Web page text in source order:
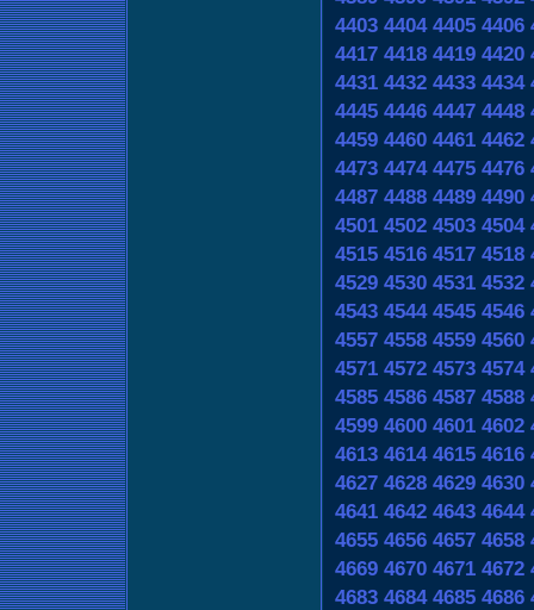
4403 4404 4405 4406
4417 4418 4419 4420
4431 4432 4433 4434
4445 4446 4447 4448
4459 4460 4461 4462
4473 4474 4475 4476
4487 4488 4489 4490
4501 4502 4503 4504
4515 4516 4517 4518
4529 4530 4531 4532
4543 4544 4545 4546
4557 4558 4559 4560
4571 4572 4573 4574
4585 4586 4587 4588
4599 4600 4601 4602
4613 4614 4615 4616
4627 4628 4629 4630
4641 4642 4643 4644
4655 4656 4657 4658
4669 4670 4671 4672
4683 4684 4685 4686